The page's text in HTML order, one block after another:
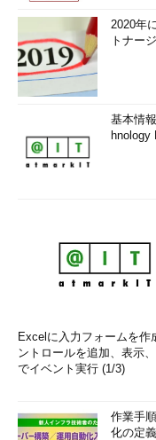
2020年
トナー
基本情
hnology
Excelに入力フォームを作
ントロールを追加、表示
でイベント実行 (1/3)
作業手
化の定